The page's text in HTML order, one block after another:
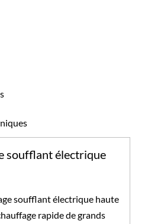
soufflant électrique
soufflant électrique haute
rapide de grands